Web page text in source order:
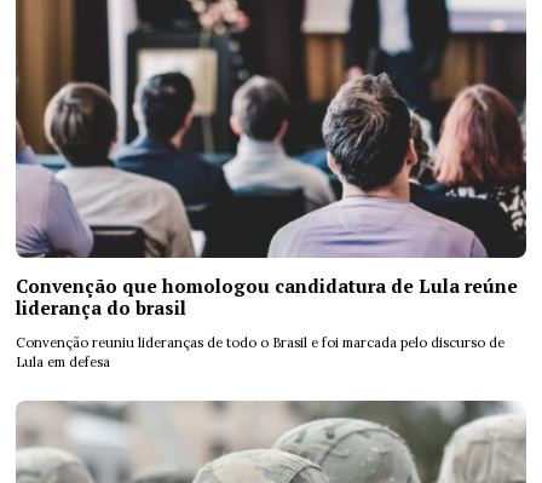
Convenção que homologou candidatura de Lula reúne
liderança do brasil
Convenção reuniu lideranças de todo o Brasil e foi marcada pelo discurso de
Lula em defesa